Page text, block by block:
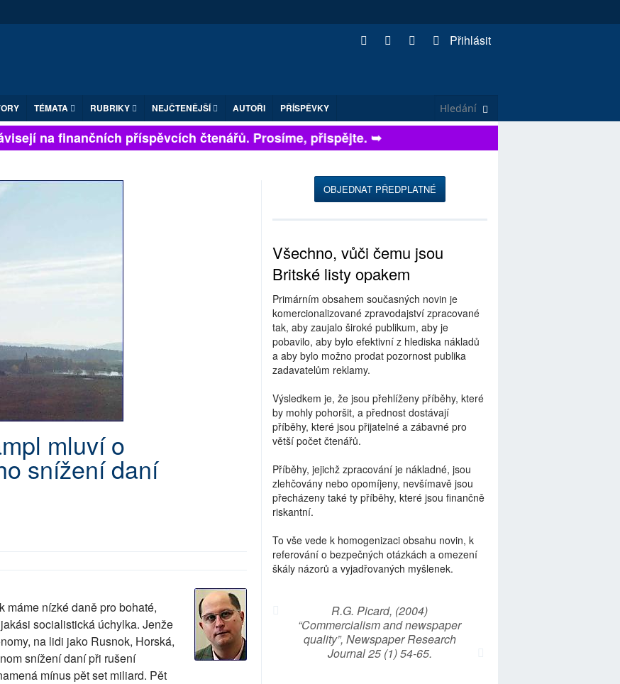
Přihlásit
TÉMATA RUBRIKY NEJČTENĚJŠÍ AUTOŘI PŘÍSPĚVKY
na finančních příspěvcích čtenářů. Prosíme, přispějte. ➥
mluví o
snížení daní
máme nízké daně pro bohaté,
socialistická úchylka. Jenže
na lidi jako Rusnok, Horská,
snížení daní při rušení
mínus pět set miliard. Pět
OBJEDNAT PŘEDPLATNÉ
Všechno, vůči čemu jsou
Britské listy opakem
Primárním obsahem současných novin je
komercionalizované zpravodajství zpracované
tak, aby zaujalo široké publikum, aby je
pobavilo, aby bylo efektivní z hlediska nákladů
a aby bylo možno prodat pozornost publika
zadavatelům reklamy.
Výsledkem je, že jsou přehlíženy příběhy, které
by mohly pohoršit, a přednost dostávají
příběhy, které jsou přijatelné a zábavné pro
větší počet čtenářů.
Příběhy, jejichž zpracování je nákladné, jsou
zlehčovány nebo opomíjeny, nevšímavě jsou
přecházeny také ty příběhy, které jsou finančně
riskantní.
To vše vede k homogenizaci obsahu novin, k
referování o bezpečných otázkách a omezení
škály názorů a vyjadřovaných myšlenek.
R.G. Picard, (2004)
“Commercialism and newspaper
quality”, Newspaper Research
Journal 25 (1) 54-65.